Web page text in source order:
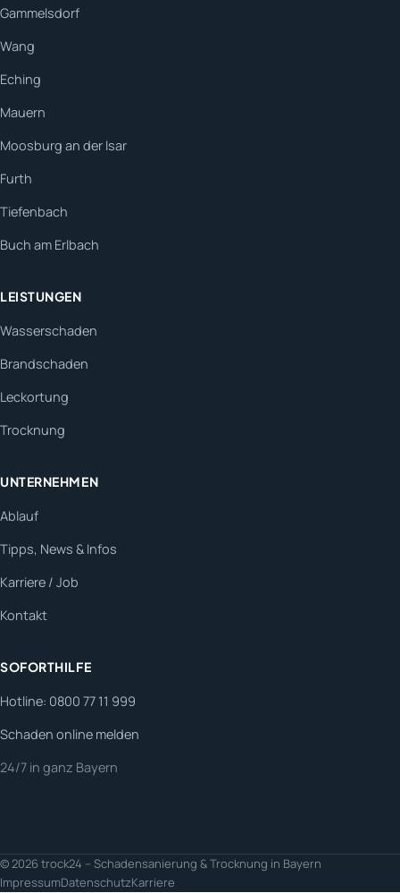
Gammelsdorf
Wang
Eching
Mauern
Moosburg an der Isar
Furth
Tiefenbach
Buch am Erlbach
LEISTUNGEN
Wasserschaden
Brandschaden
Leckortung
Trocknung
UNTERNEHMEN
Ablauf
Tipps, News & Infos
Karriere / Job
Kontakt
SOFORTHILFE
Hotline: 0800 77 11 999
Schaden online melden
24/7 in ganz Bayern
© 2026 trock24 – Schadensanierung & Trocknung in Bayern
ImpressumDatenschutzKarriere